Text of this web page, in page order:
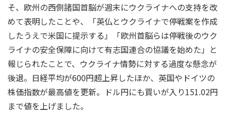
そ、欧州の西側諸国首脳が週末にウクライナへの支持を改
めて表明したことや、「英仏とウクライナで停戦案を作成
したうえで米国に提示する」「欧州首脳らは停戦後のウク
ライナの安全保障に向けて有志国連合の協議を始めた」と
報じられたことで、ウクライナ情勢に対する過度な懸念が
後退。日経平均が600円超上昇したほか、英国やドイツの
株価指数が最高値を更新。ドル円にも買いが入り151.02円
まで値を上げました。